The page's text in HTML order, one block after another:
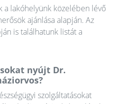
a lakóhelyünk közelében lévő
ajánlása alapján. Az
is találhatunk listát a
nyújt Dr.
szolgáltatásokat